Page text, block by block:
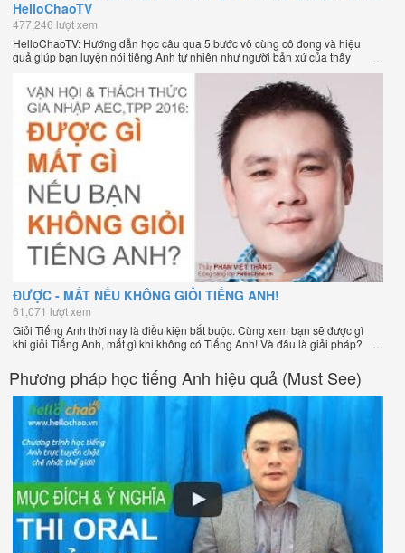
HelloChaoTV
477,246 lượt xem
HelloChaoTV: Hướng dẫn học câu qua 5 bước vô cùng cô đọng và hiệu
quả giúp bạn luyện nói tiếng Anh tự nhiên như người bản xứ của thầy
Phạm Việt Thắng, đồng sáng lập HelloChao.vn - Chương trình dạy tiếng
Anh trực tuyến chặt chẽ nhất thế giới.
ĐƯỢC - MẤT NẾU KHÔNG GIỎI TIẾNG ANH!
61,071 lượt xem
Giỏi Tiếng Anh thời nay là điều kiện bắt buộc. Cùng xem bạn sẽ được gì
khi giỏi Tiếng Anh, mất gì khi không có Tiếng Anh! Và đâu là giải pháp?
Phương pháp học tiếng Anh hiệu quả (Must See)